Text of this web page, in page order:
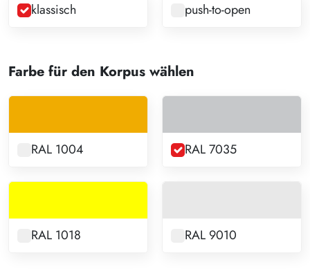
klassisch push-to-open
Farbe für den Korpus wählen
RAL 1004 RAL 7035
RAL 1018 RAL 9010